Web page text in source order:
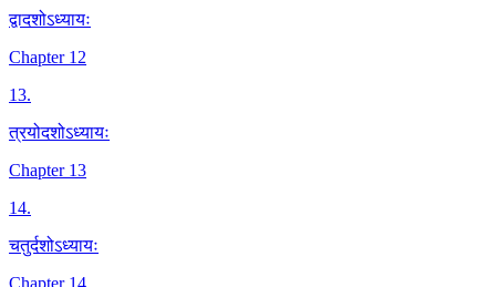
द्वादशोऽध्यायः
Chapter 12
13.
त्रयोदशोऽध्यायः
Chapter 13
14.
चतुर्दशोऽध्यायः